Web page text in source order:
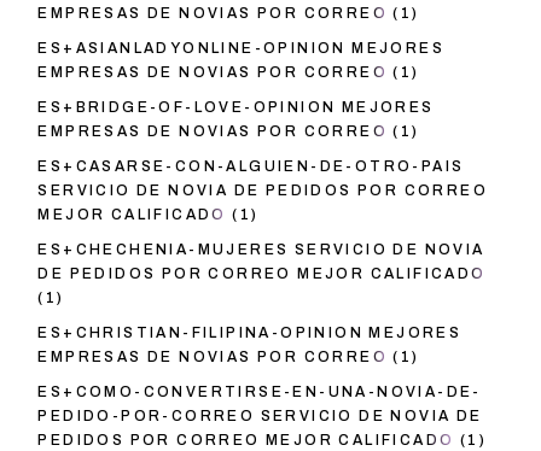
EMPRESAS DE NOVIAS POR CORREO (1)
ES+ASIANLADYONLINE-OPINION MEJORES
EMPRESAS DE NOVIAS POR CORREO (1)
ES+BRIDGE-OF-LOVE-OPINION MEJORES
EMPRESAS DE NOVIAS POR CORREO (1)
ES+CASARSE-CON-ALGUIEN-DE-OTRO-PAIS
SERVICIO DE NOVIA DE PEDIDOS POR CORREO
MEJOR CALIFICADO (1)
ES+CHECHENIA-MUJERES SERVICIO DE NOVIA
DE PEDIDOS POR CORREO MEJOR CALIFICADO
(1)
ES+CHRISTIAN-FILIPINA-OPINION MEJORES
EMPRESAS DE NOVIAS POR CORREO (1)
ES+COMO-CONVERTIRSE-EN-UNA-NOVIA-DE-
PEDIDO-POR-CORREO SERVICIO DE NOVIA DE
PEDIDOS POR CORREO MEJOR CALIFICADO (1)